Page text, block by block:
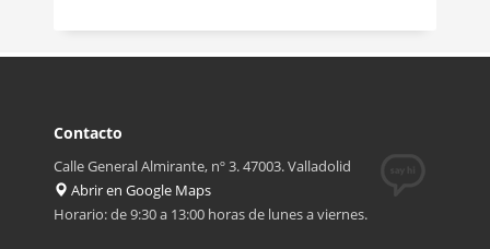
Contacto
Calle General Almirante, nº 3. 47003. Valladolid
Abrir en Google Maps
Horario: de 9:30 a 13:00 horas de lunes a viernes.